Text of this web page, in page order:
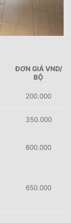
ĐƠN GIÁ VND/
BỘ
200.000
350.000
600.000
650.000